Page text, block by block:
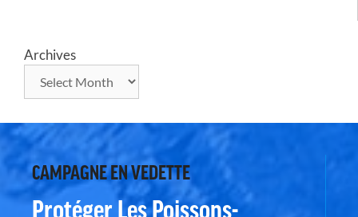
Archives
CAMPAGNE EN VEDETTE
Protéger Les Poissons-